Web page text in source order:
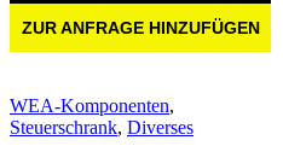
ZUR ANFRAGE HINZUFÜGEN
WEA-Komponenten,
Steuerschrank, Diverses